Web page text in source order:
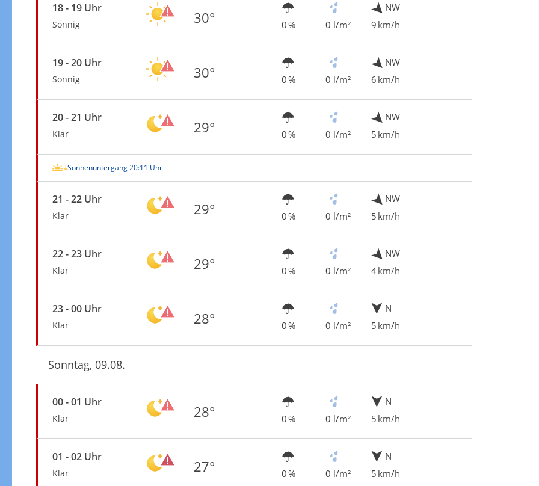
18 - 19 Uhr
Sonnig 30° 0 % 0 l/m²
NW
9 km/h
19 - 20 Uhr
Sonnig 30° 0 % 0 l/m²
NW
6 km/h
20 - 21 Uhr
Klar 29° 0 % 0 l/m²
NW
5 km/h
Sonnenuntergang 20:11 Uhr
21 - 22 Uhr
Klar 29° 0 % 0 l/m²
NW
5 km/h
22 - 23 Uhr
Klar 29° 0 % 0 l/m²
NW
4 km/h
23 - 00 Uhr
Klar 28° 0 % 0 l/m²
N
5 km/h
Sonntag, 09.08.
00 - 01 Uhr
Klar 28° 0 % 0 l/m²
N
5 km/h
01 - 02 Uhr
Klar 27° 0 % 0 l/m²
N
5 km/h